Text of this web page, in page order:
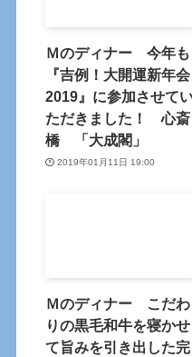
Ｍのディナー 今年も
『吉例！大開運新年会
2019』に参加させて
ただきました！ 心斎
橋 「大成閣」
2019年01月11日 19:00
Ｍのディナー こだわ
りの黒毛和牛を寝かせ
て旨みを引き出した完